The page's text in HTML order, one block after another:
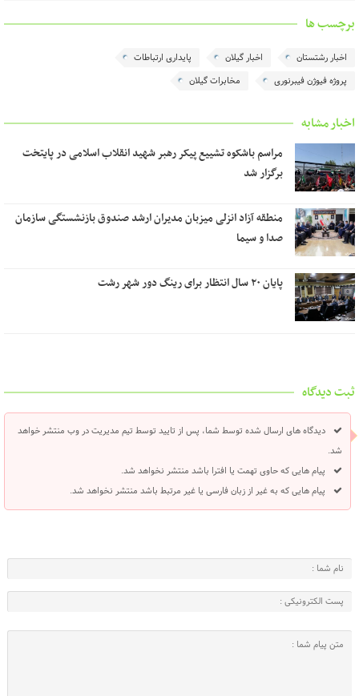
برچسب ها
اخبار رشتستان اخبار گیلان
پایداری ارتباطات
پروژه فیوژن فیبرنوری
مخابرات گیلان
اخبار مشابه
مراسم باشکوه تشییع پیکر رهبر شهید انقلاب اسلامی در پایتخت
برگزار شد
منطقه آزاد انزلی میزبان مدیران ارشد صندوق بازنشستگی سازمان
صدا و سیما
پایان ۲۰ سال انتظار برای رینگ دور شهر رشت
ثبت دیدگاه
دیدگاه های ارسال شده توسط شما، پس از تایید توسط تیم مدیریت در وب منتشر خواهد
شد.
پیام هایی که حاوی تهمت یا افترا باشد منتشر نخواهد شد.
پیام هایی که به غیر از زبان فارسی یا غیر مرتبط باشد منتشر نخواهد شد.